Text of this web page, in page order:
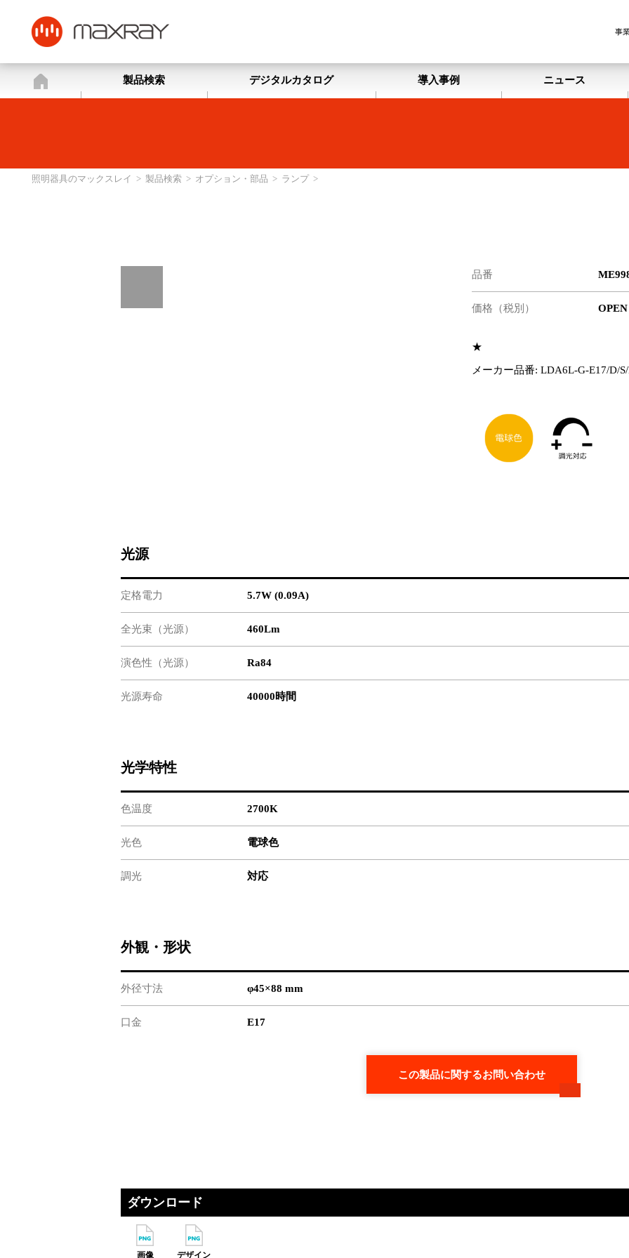
事
照明器具のマックスレイ
製品検索 デジタルカタログ 導入事例 ニュース
照明器具のマックスレイ > 製品検索 > オプション・部品 > ランプ >
品番
価格（税別） OPEN
★
メーカー品番: LDA6L-G-E17/D/
光源
定格電力 5.7W (0.09A)
全光束（光源） 460Lm
演色性（光源） Ra84
光源寿命 40000時間
光学特性
色温度 2700K
光色 電球色
調光 対応
外観・形状
外径寸法 φ45×88 mm
口金 E17
この製品に関するお問い合わせ
ダウンロード
画像 デザイン